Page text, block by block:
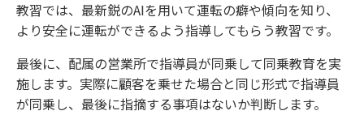
教習では、最新鋭のAIを用いて運転の癖や傾向を知り、
より安全に運転ができるよう指導してもらう教習です。
最後に、配属の営業所で指導員が同乗して同乗教育を実
施します。実際に顧客を乗せた場合と同じ形式で指導員
が同乗し、最後に指摘する事項はないか判断します。